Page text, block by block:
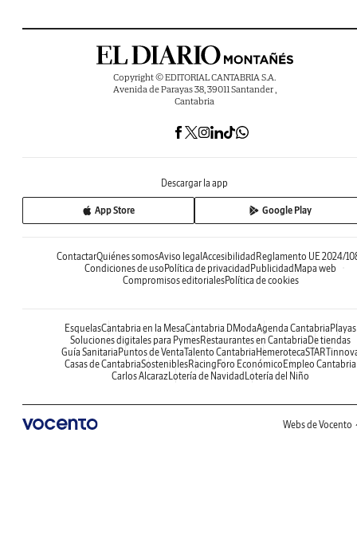
Copyright © EDITORIAL CANTABRIA S.A.
Avenida de Parayas 38, 39011 Santander ,
Cantabria
Descargar la app
App Store Google Play
ContactarQuiénes somosAviso legalAccesibilidadReglamento UE 2024/
Condiciones de usoPolítica de privacidadPublicidadMapa web
Compromisos editorialesPolítica de cookies
EsquelasCantabria en la MesaCantabria DModaAgenda CantabriaPlayas
Soluciones digitales para PymesRestaurantes en CantabriaDe tiendas
Guía SanitariaPuntos de VentaTalento CantabriaHemeroteca
Casas de CantabriaSosteniblesRacingForo EconómicoEmpleo Cantabria
Carlos AlcarazLotería de NavidadLotería del Niño
Webs de Vocento